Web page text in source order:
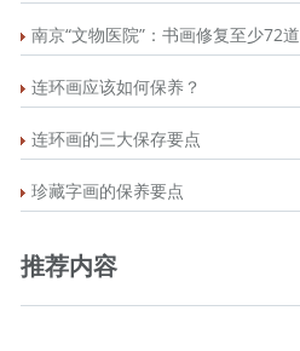
南京“文物医院”：书画修复至少72道
连环画应该如何保养？
连环画的三大保存要点
珍藏字画的保养要点
推荐内容